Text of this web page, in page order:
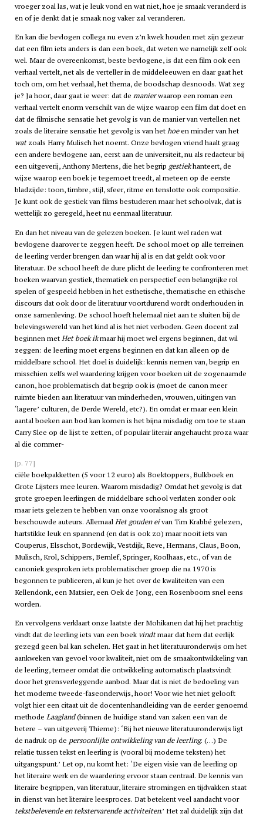
vroeger zoal las, wat je leuk vond en wat niet, hoe je smaak veranderd is
en of je denkt dat je smaak nog vaker zal veranderen.
En kan die bevlogen collega nu even z’n kwek houden met zijn gezeur
dat een film iets anders is dan een boek, dat weten we namelijk zelf ook
wel. Maar de overeenkomst, beste bevlogene, is dat een film ook een
verhaal vertelt, net als de verteller in de middeleeuwen en daar gaat het
toch om, om het verhaal, het thema, de boodschap desnoods. Wat zeg
je? Ja hoor, daar gaat ie weer: dat de manierwaarop een roman een
verhaal vertelt enorm verschilt van de wijze waarop een film dat doet en
dat de filmische sensatie het gevolg is van de manier van vertellen net
zoals de literaire sensatie het gevolg is van hethoeen minder van het
watzoals Harry Mulisch het noemt. Onze bevlogen vriend haalt graag
een andere bevlogene aan, eerst aan de universiteit, nu als redacteur bij
een uitgeverij, Anthony Mertens, die het begrip gestiekhanteert, de
wijze waarop een boek je tegemoet treedt, al meteen op de eerste
bladzijde: toon, timbre, stijl, sfeer, ritme en tenslotte ook compositie.
Je kunt ook de gestiek van films bestuderen maar het schoolvak, dat is
wettelijk zo geregeld, heet nu eenmaal literatuur.
En dan het niveau van de gelezen boeken. Je kunt wel raden wat
bevlogene daarover te zeggen heeft. De school moet op alle terreinen
de leerling verder brengen dan waar hij al is en dat geldt ook voor
literatuur. De school heeft de dure plicht de leerling te confronteren met
boeken waarvan gestiek, thematiek en perspectief een belangrijke rol
spelen of gespeeld hebben in het esthetische, thematische en ethische
discours dat ook door de literatuur voortdurend wordt onderhouden in
onze samenleving. De school hoeft helemaal niet aan te sluiten bij de
belevingswereld van het kind al is het niet verboden. Geen docent zal
beginnen metHet boek ikmaar hij moet wel ergens beginnen, dat wil
zeggen: de leerling moet ergens beginnen en dat kan alleen op de
middelbare school. Het doel is duidelijk: kennis nemen van, begrip en
misschien zelfs wel waardering krijgen voor boeken uit de zogenaamde
canon, hoe problematisch dat begrip ook is (moet de canon meer
ruimte bieden aan literatuur van minderheden, vrouwen, uitingen van
‘lagere’ culturen, de Derde Wereld, etc?). En omdat er maar een klein
aantal boeken aan bod kan komen is het bijna misdadig om toe te staan
Carry Slee op de lijst te zetten, of populair literair angehaucht proza waar
al die commer-
[p. 77]
ciële boekpakketten (5 voor 12 euro) als Boektoppers, Bulkboek en
Grote Lijsters mee leuren. Waarom misdadig? Omdat het gevolg is dat
grote groepen leerlingen de middelbare school verlaten zonder ook
maar iets gelezen te hebben van onze vooralsnog als groot
beschouwde auteurs. AllemaalHet gouden eivan Tim Krabbé gelezen,
hartstikke leuk en spannend (en dat is ook zo) maar nooit iets van
Couperus, Elsschot, Bordewijk, Vestdijk, Reve, Hermans, Claus, Boon,
Mulisch, Krol, Schippers, Bernlef, Springer, Koolhaas, etc., of van de
canoniek gesproken iets problematischer groep die na 1970 is
begonnen te publiceren, al kun je het over de kwaliteiten van een
Kellendonk, een Matsier, een Oek de Jong, een Rosenboom snel eens
worden.
En vervolgens verklaart onze laatste der Mohikanen dat hij het prachtig
vindt dat de leerling iets van een boek vindtmaar dat hem dat eerlijk
gezegd geen bal kan schelen. Het gaat in het literatuuronderwijs om het
aankweken van gevoel voor kwaliteit, niet om de smaakontwikkeling van
de leerling, temeer omdat die ontwikkeling automatisch plaatsvindt
door het grensverleggende aanbod. Maar dat is niet de bedoeling van
het moderne tweede-faseonderwijs, hoor! Voor wie het niet gelooft
volgt hier een citaat uit de docentenhandleiding van de eerder genoemd
methode Laagland(binnen de huidige stand van zaken een van de
betere – van uitgeverij Thieme): ‘Bij het nieuwe literatuuronderwijs ligt
de nadruk op de persoonlijke ontwikkeling van de leerling. (…) De
relatie tussen tekst en leerling is (vooral bij moderne teksten) het
uitgangspunt.’ Let op, nu komt het: ‘De eigen visie van de leerling op
het literaire werk en de waardering ervoor staan centraal. De kennis van
literaire begrippen, van literatuur, literaire stromingen en tijdvakken staat
in dienst van het literaire leesproces. Dat betekent veel aandacht voor
tekstbelevende en tekstervarende activiteiten.’ Het zal duidelijk zijn dat